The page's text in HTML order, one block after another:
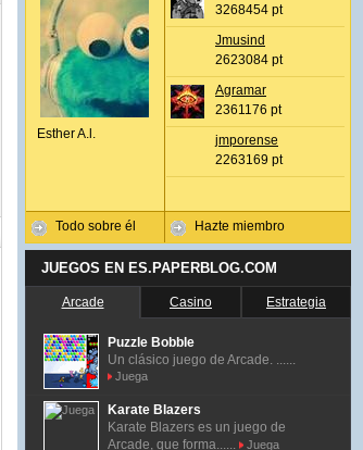
Esther A.l.
Todo sobre él
3268454 pt
Jmusind
2623084 pt
Agramar
2361176 pt
jmporense
2263169 pt
Hazte miembro
JUEGOS EN ES.PAPERBLOG.COM
Arcade Casino Estrategia
Puzzle Bobble
Un clásico juego de Arcade. ......
Juega
Karate Blazers
Karate Blazers es un juego de
Arcade, que forma......
Juega